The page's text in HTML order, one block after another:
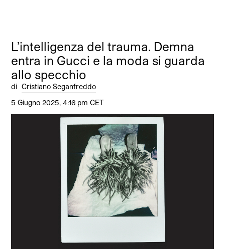
L’intelligenza del trauma. Demna
entra in Gucci e la moda si guarda
allo specchio
di Cristiano Seganfreddo
5 Giugno 2025, 4:16 pm CET